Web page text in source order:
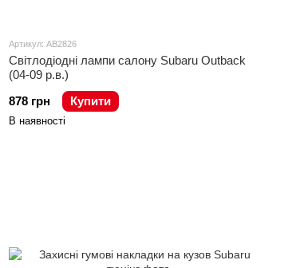
Артикул: AB2826
Світлодіодні лампи салону Subaru Outback
(04-09 р.в.)
878 грн
Купити
В наявності